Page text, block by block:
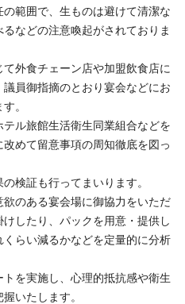
範囲で、生ものは避けて清潔な
などの注意喚起がされておりま
外食チェーン店や加盟飲食店に
員御指摘のとおり宴会などにお
。
ル旅館生活衛生同業組合などを
めて留意事項の周知徹底を図っ
検証も行ってまいります。
のある宴会場に御協力をいただ
したり、パックを用意・提供し
らい減るかなどを定量的に分析
を実施し、心理的抵抗感や衛生
いたします。